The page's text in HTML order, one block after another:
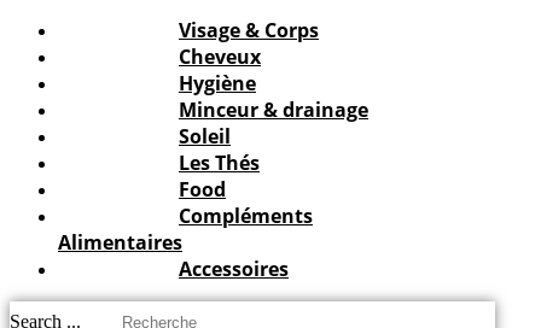
Visage & Corps
Cheveux
Hygiène
Minceur & drainage
Soleil
Les Thés
Food
Compléments
Alimentaires
Accessoires
Search ...